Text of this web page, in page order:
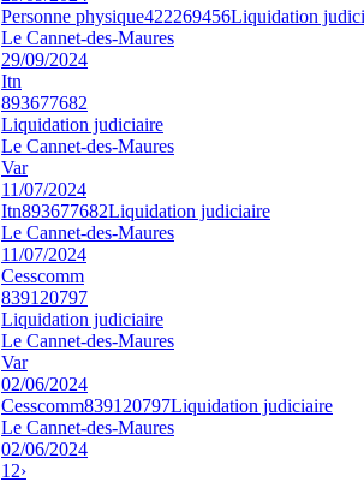
Personne physique422269456Liquidation
Le Cannet-des-Maures
29/09/2024
Itn
893677682
Liquidation judiciaire
Le Cannet-des-Maures
Var
11/07/2024
Itn893677682Liquidation judiciaire
Le Cannet-des-Maures
11/07/2024
Cesscomm
839120797
Liquidation judiciaire
Le Cannet-des-Maures
Var
02/06/2024
Cesscomm839120797Liquidation judiciaire
Le Cannet-des-Maures
02/06/2024
1 2›